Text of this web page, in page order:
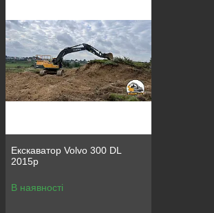
До каталогу
Яка техніка
підвищеним
Екскаватор Volvo 300 DL
2015р
В наявності